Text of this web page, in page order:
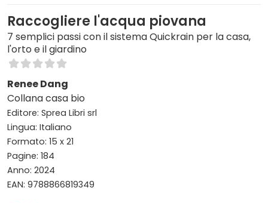
Raccogliere l'acqua piovana
7 semplici passi con il sistema Quickrain per la casa,
l'orto e il giardino
Renee Dang
Collana casa bio
Editore: Sprea Libri srl
Lingua: Italiano
Formato: 15 x 21
Pagine: 184
Anno: 2024
EAN: 9788866819349